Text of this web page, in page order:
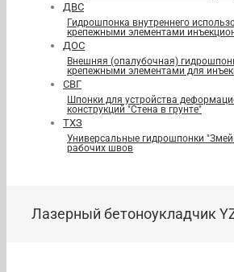
ДВС
Гидрошпонка внутреннего
крепежными элементами
ДОС
Внешняя (опалубочная)
крепежными элементами для
СВГ
Шпонки для устройства
конструкций "Стена в грунте"
ТХЗ
Универсальные гидрошпонки
рабочих швов
Лазерный бетоноукладчик